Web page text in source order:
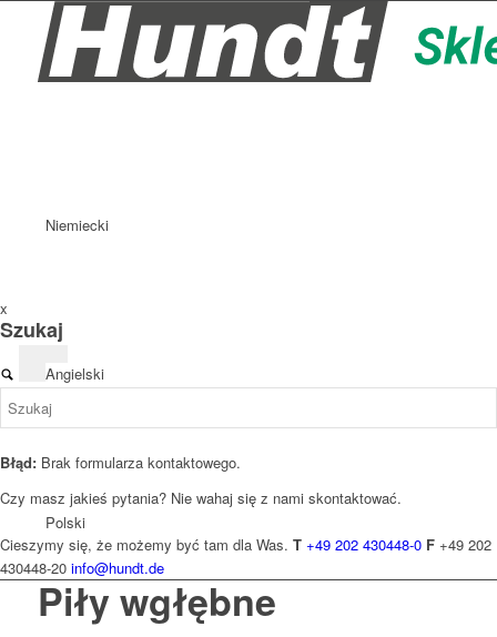
Niemiecki
Angielski
Polski
x
Szukaj
Błąd: Brak formularza kontaktowego.
Czy masz jakieś pytania? Nie wahaj się z nami skontaktować.
Cieszymy się, że możemy być tam dla Was. T +49 202 430448-0 F +49 202
430448-20 info@hundt.de
Piły wgłębne